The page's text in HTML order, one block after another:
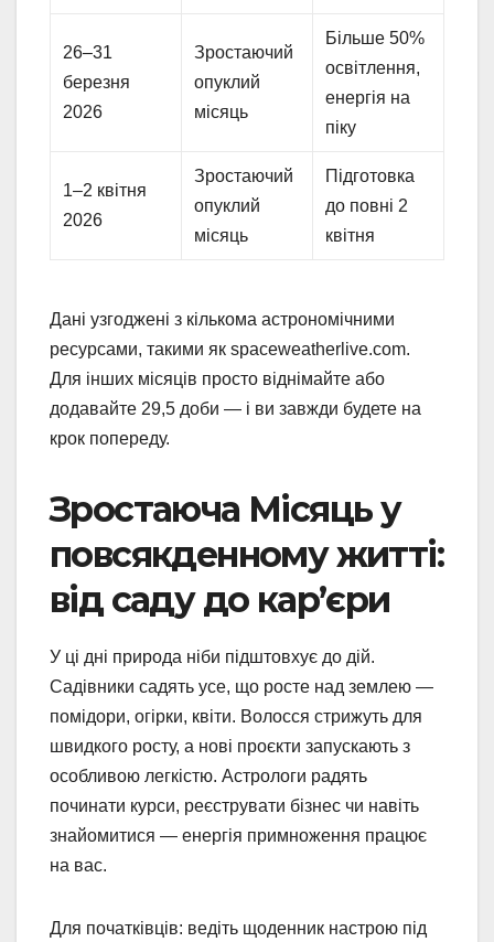
26–31
березня
2026
Зростаючий
опуклий
місяць
Більше 50%
освітлення,
енергія на
піку
1–2 квітня
2026
Зростаючий
опуклий
місяць
Підготовка
до повні 2
квітня
Дані узгоджені з кількома астрономічними
ресурсами, такими як spaceweatherlive.com.
Для інших місяців просто віднімайте або
додавайте 29,5 доби — і ви завжди будете на
крок попереду.
Зростаюча Місяць у
повсякденному житті:
від саду до кар’єри
У ці дні природа ніби підштовхує до дій.
Садівники садять усе, що росте над землею —
помідори, огірки, квіти. Волосся стрижуть для
швидкого росту, а нові проєкти запускають з
особливою легкістю. Астрологи радять
починати курси, реєструвати бізнес чи навіть
знайомитися — енергія примноження працює
на вас.
Для початківців: ведіть щоденник настрою під